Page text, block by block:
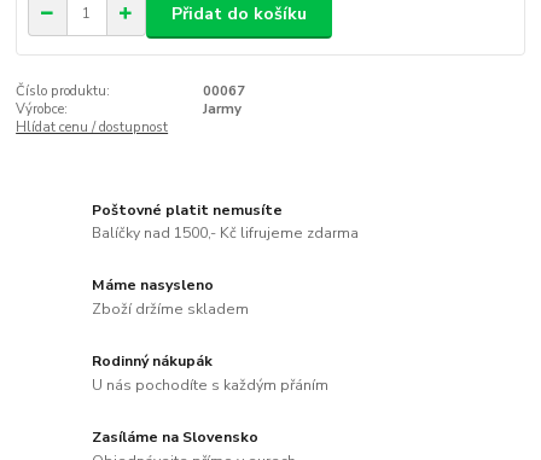
Přidat do košíku
Číslo produktu:
00067
Výrobce:
Jarmy
Hlídat cenu / dostupnost
Poštovné platit nemusíte
Balíčky nad 1500,- Kč lifrujeme zdarma
Máme nasysleno
Zboží držíme skladem
Rodinný nákupák
U nás pochodíte s každým přáním
Zasíláme na Slovensko